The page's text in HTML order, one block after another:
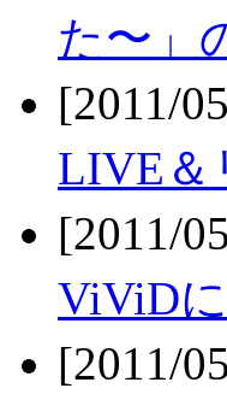
た〜」
[2011/
LIVE＆
[2011/
ViViD
[2011/